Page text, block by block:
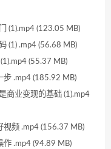
(1).mp4 (123.05 MB)
(1) .mp4 (56.68 MB)
(55.37 MB)
.mp4 (185.92 MB)
商业变现的基础 (1).mp4
频 .mp4 (156.37 MB)
.mp4 (94.89 MB)